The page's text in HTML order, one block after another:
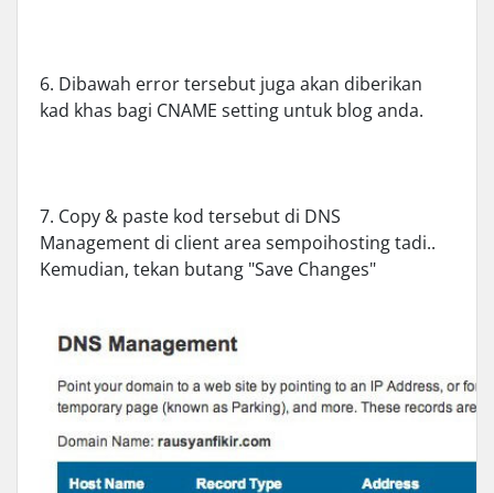
6. Dibawah error tersebut juga akan diberikan
kad khas bagi CNAME setting untuk blog anda.
7. Copy & paste kod tersebut di DNS
Management di client area sempoihosting tadi..
Kemudian, tekan butang "Save Changes"